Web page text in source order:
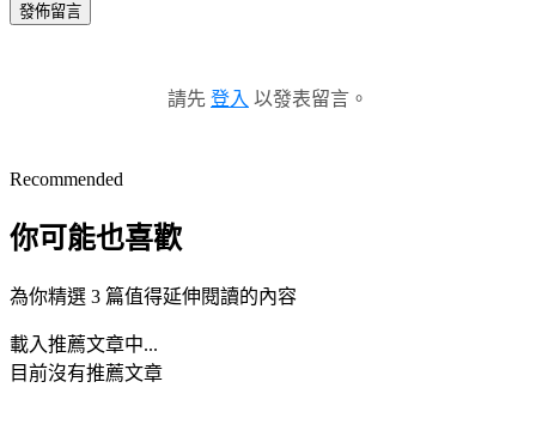
發佈留言
請先 登入 以發表留言。
Recommended
你可能也喜歡
為你精選 3 篇值得延伸閱讀的內容
載入推薦文章中...
目前沒有推薦文章